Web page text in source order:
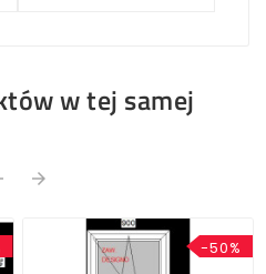
w tej samej
arrow_forward
-50%